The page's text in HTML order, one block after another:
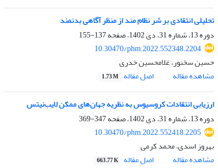
تحلیلی انتقادی بر شر نظام مند از منظر آگاهی بدنمند
دوره 13، شماره 31، دی 1402، صفحه
137-155
10.30470/phm.2022.552348.2204
حسین سخنور، غلامحسین خدری
مشاهده مقاله
اصل مقاله 1.73 M
ارزیابی انتقادات کروسیوس به نظریه جهان‌های ممکن لایب‌نیتس
دوره 13، شماره 31، دی 1402، صفحه
347-369
10.30470/phm.2022.552418.2205
بهروز اسدی، محمد کرمی
مشاهده مقاله
اصل مقاله 663.77 K